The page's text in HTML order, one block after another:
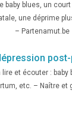
baby blues, un
une déprime
– Partenamut.be
lire et écouter : baby
etc. – Naître et